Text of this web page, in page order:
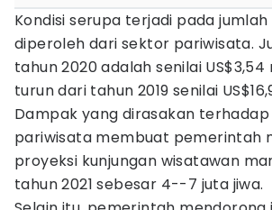
Kondisi serupa terjadi pada
diperoleh dari sektor pariwisata.
tahun 2020 adalah senilai
turun dari tahun 2019 senilai
Dampak yang dirasakan
pariwisata membuat pemerintah
proyeksi kunjungan wisatawan
tahun 2021 sebesar 4--7 juta jiwa.